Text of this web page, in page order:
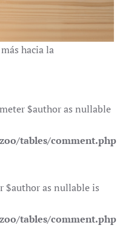
hacia la
$author as nullable
tables/comment.php
$author as nullable is
tables/comment.php